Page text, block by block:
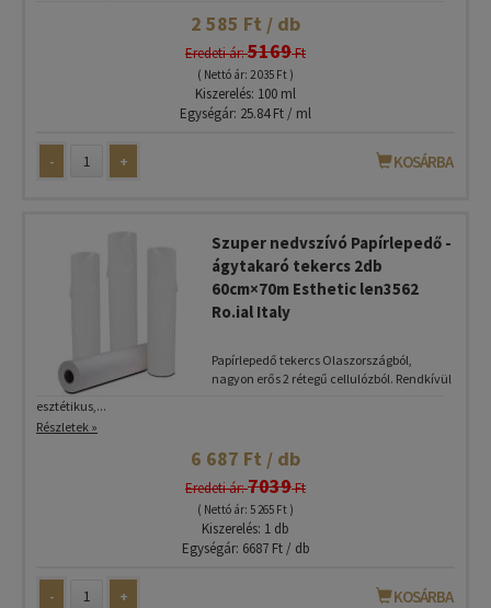
2 585 Ft / db
Eredeti ár:5169Ft
( Nettó ár: 2 035 Ft )
Kiszerelés: 100 ml
Egységár: 25.84 Ft / ml
- + KOSÁRBA
Szuper nedvszívó Papírlepedő -
ágytakaró tekercs 2db
60cm×70m Esthetic len3562
Ro.ial Italy
Papírlepedő tekercs Olaszországból,
nagyon erős 2 rétegű cellulózból. Rendkívül
esztétikus,...
Részletek »
6 687 Ft / db
Eredeti ár:7039Ft
( Nettó ár: 5 265 Ft )
Kiszerelés: 1 db
Egységár: 6687 Ft / db
- + KOSÁRBA